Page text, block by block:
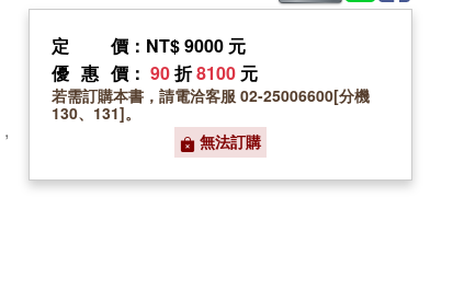
,
定價 ：NT$ 9000 元
優惠價 ： 90折8100 元
若需訂購本書，請電洽客服 02-25006600[分機
130、131]。
無法訂購